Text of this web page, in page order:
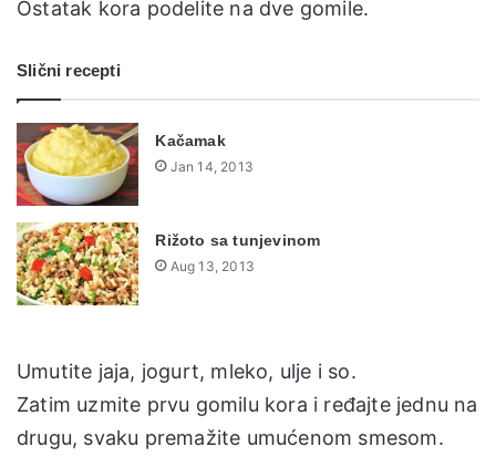
Ostatak kora podelite na dve gomile.
Slični recepti
Kačamak
Jan 14, 2013
Rižoto sa tunjevinom
Aug 13, 2013
Umutite jaja, jogurt, mleko, ulje i so.
Zatim uzmite prvu gomilu kora i ređajte jednu na
drugu, svaku premažite umućenom smesom.